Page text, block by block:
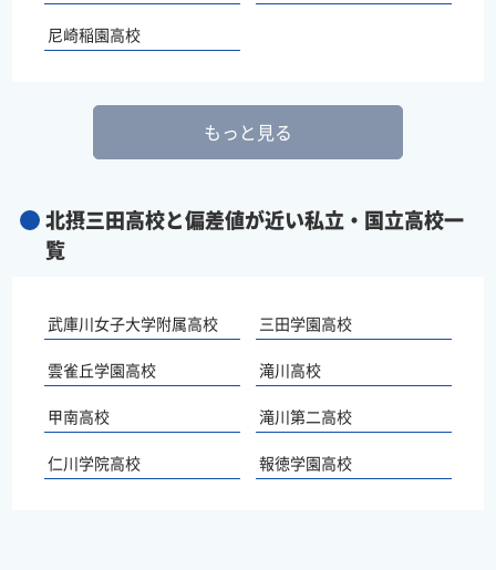
尼崎稲園高校
もっと見る
北摂三田高校と偏差値が近い私立・国立高校一
覧
武庫川女子大学附属高校 三田学園高校
雲雀丘学園高校 滝川高校
甲南高校 滝川第二高校
仁川学院高校 報徳学園高校